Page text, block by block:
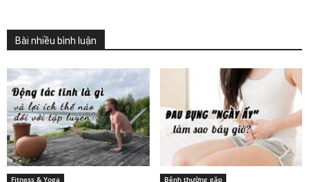
Bài nhiều bình luận
Fitness & Yoga Bệnh thường gặp